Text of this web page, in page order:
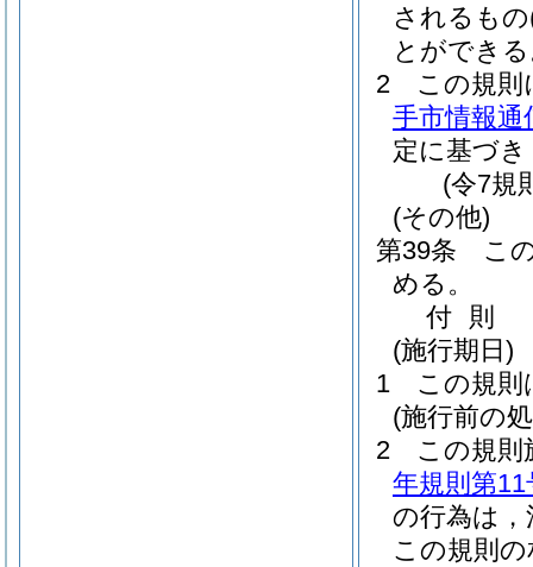
されるもの
とができ
2
この規則
手市情報
定に基づ
(令7規
(その他)
第39条
こ
める。
付 則
(施行期日)
1
この規則
(施行前の
2
この規則
年規則第11
の行為は
この規則